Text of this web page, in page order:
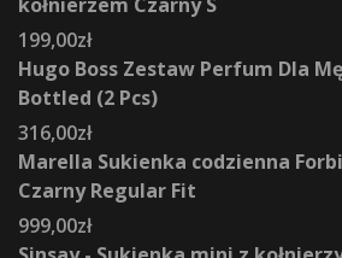
199,00zł
Hugo Boss Zestaw Perfum Dla
Bottled (2 Pcs)
316,00zł
Marella Sukienka codzienna
Czarny Regular Fit
999,00zł